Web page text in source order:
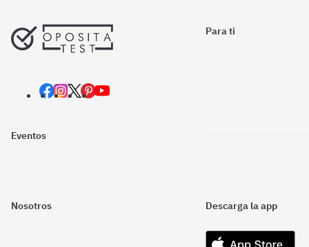
Para ti
Eventos
Nosotros Descarga la app